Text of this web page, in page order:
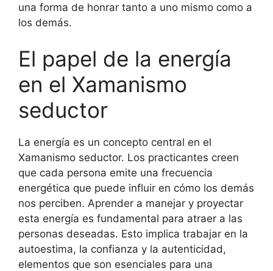
una forma de honrar tanto a uno mismo como a
los demás.
El papel de la energía
en el Xamanismo
seductor
La energía es un concepto central en el
Xamanismo seductor. Los practicantes creen
que cada persona emite una frecuencia
energética que puede influir en cómo los demás
nos perciben. Aprender a manejar y proyectar
esta energía es fundamental para atraer a las
personas deseadas. Esto implica trabajar en la
autoestima, la confianza y la autenticidad,
elementos que son esenciales para una